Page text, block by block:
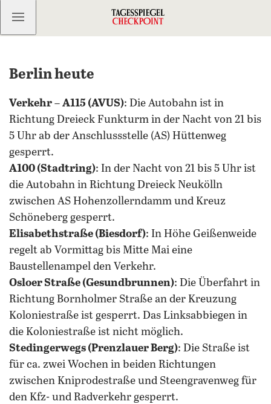
Kostenlos anmelden
Berlin heute
Verkehr – A115 (AVUS): Die Autobahn ist in
Richtung Dreieck Funkturm in der Nacht von 21 bis
5 Uhr ab der Anschlussstelle (AS) Hüttenweg
gesperrt.
A100 (Stadtring): In der Nacht von 21 bis 5 Uhr ist
die Autobahn in Richtung Dreieck Neukölln
zwischen AS Hohenzollerndamm und Kreuz
Schöneberg gesperrt.
Elisabethstraße (Biesdorf): In Höhe Geißenweide
regelt ab Vormittag bis Mitte Mai eine
Baustellenampel den Verkehr.
Osloer Straße (Gesundbrunnen): Die Überfahrt in
Richtung Bornholmer Straße an der Kreuzung
Koloniestraße ist gesperrt. Das Linksabbiegen in
die Koloniestraße ist nicht möglich.
Stedingerwegs (Prenzlauer Berg): Die Straße ist
für ca. zwei Wochen in beiden Richtungen
zwischen Kniprodestraße und Steengravenweg für
den Kfz- und Radverkehr gesperrt.